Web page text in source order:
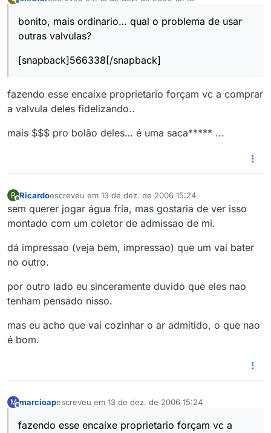
última edição por
bonito, mais ordinario… qual o problema de usar
outras valvulas?
[snapback]566338[/snapback]
fazendo esse encaixe proprietario forçam vc a comprar
a valvula deles fidelizando..
mais $$$ pro bolão deles… é uma saca***** ...
R Ricardoescreveu em 13 de dez. de 2006 15:24
última edição por
sem querer jogar água fria, mas gostaria de ver isso
montado com um coletor de admissao de mi.
dá impressao (veja bem, impressao) que um vai bater
no outro.
por outro lado eu sinceramente duvido que eles nao
tenham pensado nisso.
mas eu acho que vai cozinhar o ar admitido, o que nao
é bom.
M marcioapescreveu em 13 de dez. de 2006 15:24
última edição por
fazendo esse encaixe proprietario forçam vc a